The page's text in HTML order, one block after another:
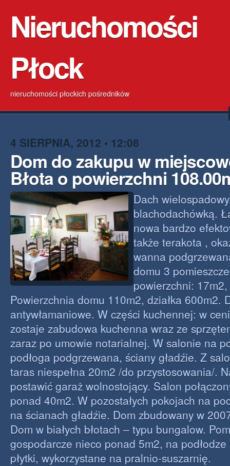
Nieruchomości
Płock
nieruchomości płockich pośredników
4 SIERPNIA, 2012 • 12:08
Dom do zakupu w
Błota o powierzchni
Dach
blachodachówką.
nowa bardzo
także terakota ,
wanna
domu 3
powierzchni:
Powierzchnia domu 110m2, działka 600m2.
antywłamaniowe. W części kuchennej: w
zostaje zabudowa kuchenna wraz ze
zaraz po umowie notarialnej. W salonie na
podłoga podgrzewana, ściany gładźie. Z
taras niespełna 20m2 /do przystosowania/.
postawić garaż wolnostojący. Salon
ponad 40m2. W pozostałych pokojach na
na ścianach gładźie. Dom zbudowany w
Dom w białych błotach – typu bungalow.
gospodarcze nieco ponad 5m2, na
płytki, wykorzystane na pralnio-suszarnię.